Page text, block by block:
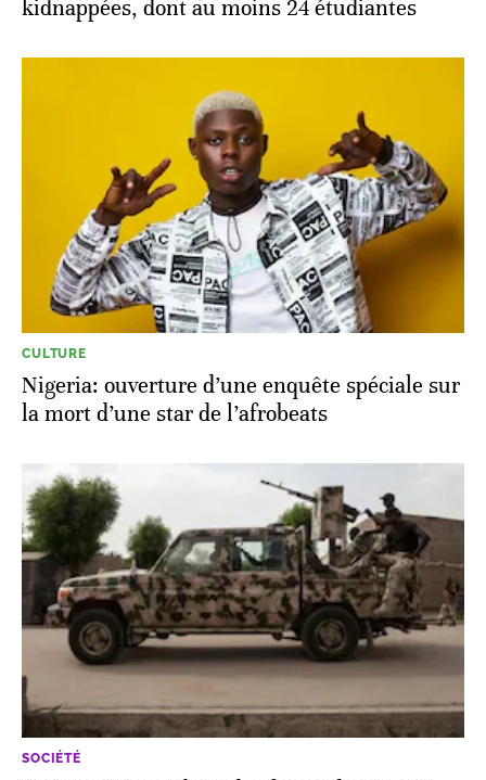
kidnappées, dont au moins 24 étudiantes
CULTURE
Nigeria: ouverture d’une enquête spéciale sur
la mort d’une star de l’afrobeats
SOCIÉTÉ